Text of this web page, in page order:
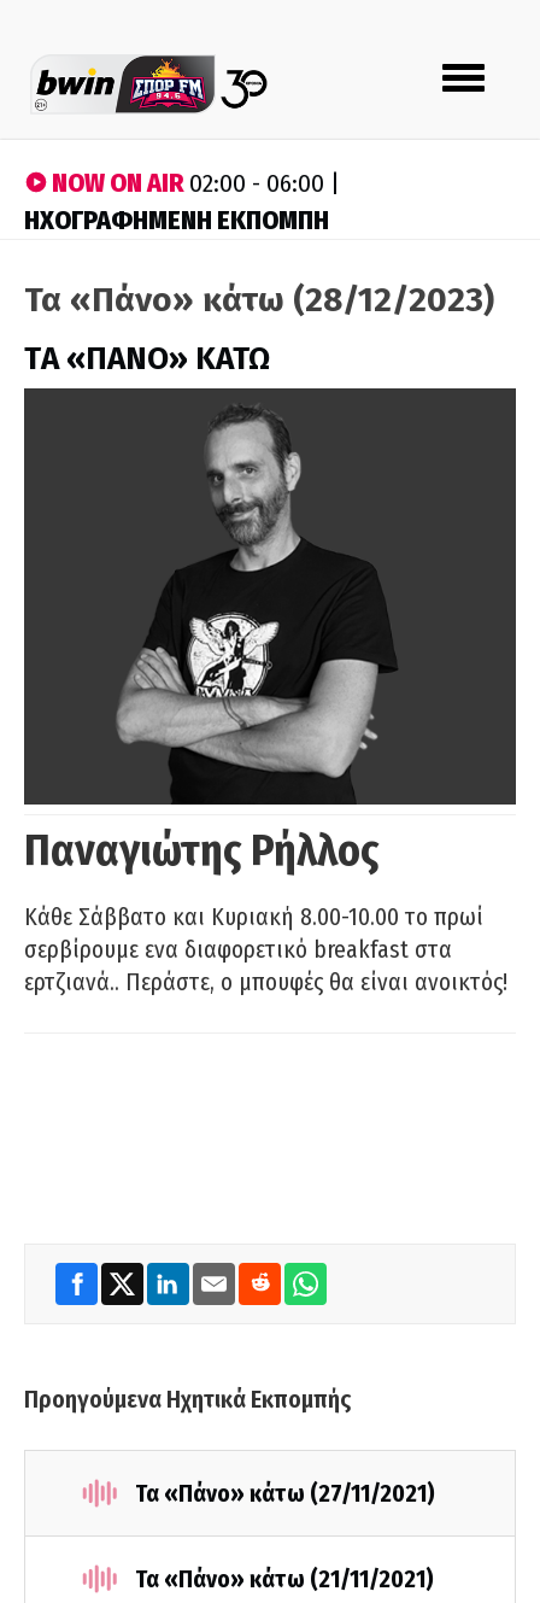
Toggle
navigation
NOW ON AIR02:00 - 06:00 |
ΗΧΟΓΡΑΦΗΜΕΝΗ ΕΚΠΟΜΠΗ
Τα «Πάνο» κάτω (28/12/2023)
ΤA «ΠΑΝΟ» ΚΑΤΩ
Παναγιώτης Ρήλλος
Κάθε Σάββατο και Κυριακή 8.00-10.00 το πρωί
σερβίρουμε ενα διαφορετικό breakfast στα
ερτζιανά.. Περάστε, ο μπουφές θα είναι ανοικτός!
Προηγούμενα Ηχητικά Εκπομπής
Τα «Πάνο» κάτω (27/11/2021)
Τα «Πάνο» κάτω (21/11/2021)